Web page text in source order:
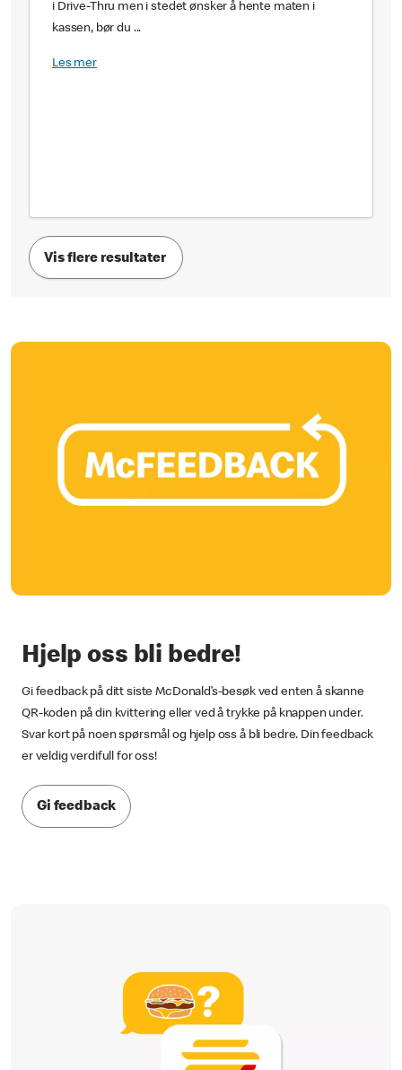
i Drive-Thru men i stedet ønsker å hente maten i
kassen, bør du ...
Les mer
Vis flere resultater
Hjelp oss bli bedre!
Gi feedback på ditt siste McDonald’s-besøk ved enten å skanne
QR-koden på din kvittering eller ved å trykke på knappen under.
Svar kort på noen spørsmål og hjelp oss å bli bedre. Din feedback
er veldig verdifull for oss!
Gi feedback